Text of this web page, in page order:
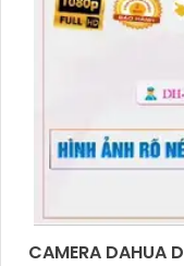
CAMERA DAHUA